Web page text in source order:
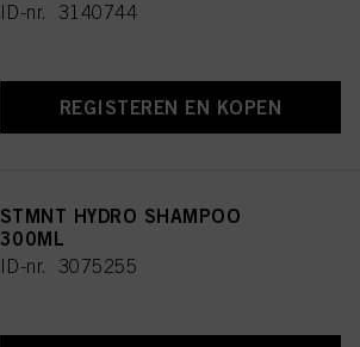
ID-nr. 3140744
REGISTEREN EN KOPEN
STMNT HYDRO SHAMPOO
300ML
ID-nr. 3075255